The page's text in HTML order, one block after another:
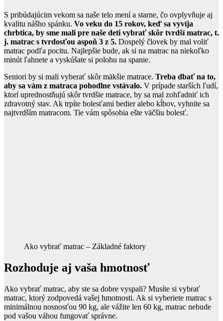
S pribúdajúcim vekom sa naše telo mení a starne, čo ovplyvňuje aj
kvalitu nášho spánku. Vo veku do 15 rokov, keď sa vyvíja
chrbtica, by sme mali pre naše deti vybrať skôr tvrdší matrac, t.
j. matrac s tvrdosťou aspoň 3 z 5. Dospelý človek by mal voliť
matrac podľa pocitu. Najlepšie bude, ak si na matrac na niekoľko
minút ľahnete a vyskúšate si polohu na spanie.
Seniori by si mali vyberať skôr mäkšie matrace. Treba dbať na to,
aby sa vám z matraca pohodlne vstávalo. V prípade starších ľudí,
ktorí uprednostňujú skôr tvrdšie matrace, by sa mal zohľadniť ich
zdravotný stav. Ak trpíte bolesťami bedier alebo kĺbov, vyhnite sa
najtvrdším matracom. Tie vám spôsobia ešte väčšiu bolesť.
Ako vybrať matrac – Základné faktory
Rozhoduje aj vaša hmotnosť
Ako vybrať matrac, aby ste sa dobre vyspali? Musíte si vybrať
matrac, ktorý zodpovedá vašej hmotnosti. Ak si vyberiete matrac s
minimálnou nosnosťou 90 kg, ale vážite len 60 kg, matrac nebude
pod vašou váhou fungovať správne.